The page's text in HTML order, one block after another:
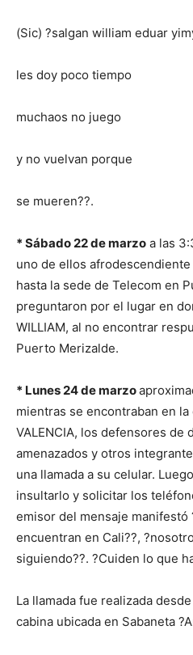
(Sic) ?salgan william eduar
les doy poco tiempo
muchaos no juego
y no vuelvan porque
se mueren??.
* Sábado 22 de marzo a las
uno de ellos
hasta la sede de Telecom en
preguntaron por el lugar en
WILLIAM, al no encontrar
Puerto Merizalde.
* Lunes 24 de marzo
mientras se encontraban en la
VALENCIA, los defensores de
amenazados y otros
una llamada a su celular.
insultarlo y solicitar los
emisor del mensaje manifestó
encuentran en Cali??,
siguiendo??. ?Cuiden lo que
La llamada fue realizada
cabina ubicada en Sabaneta